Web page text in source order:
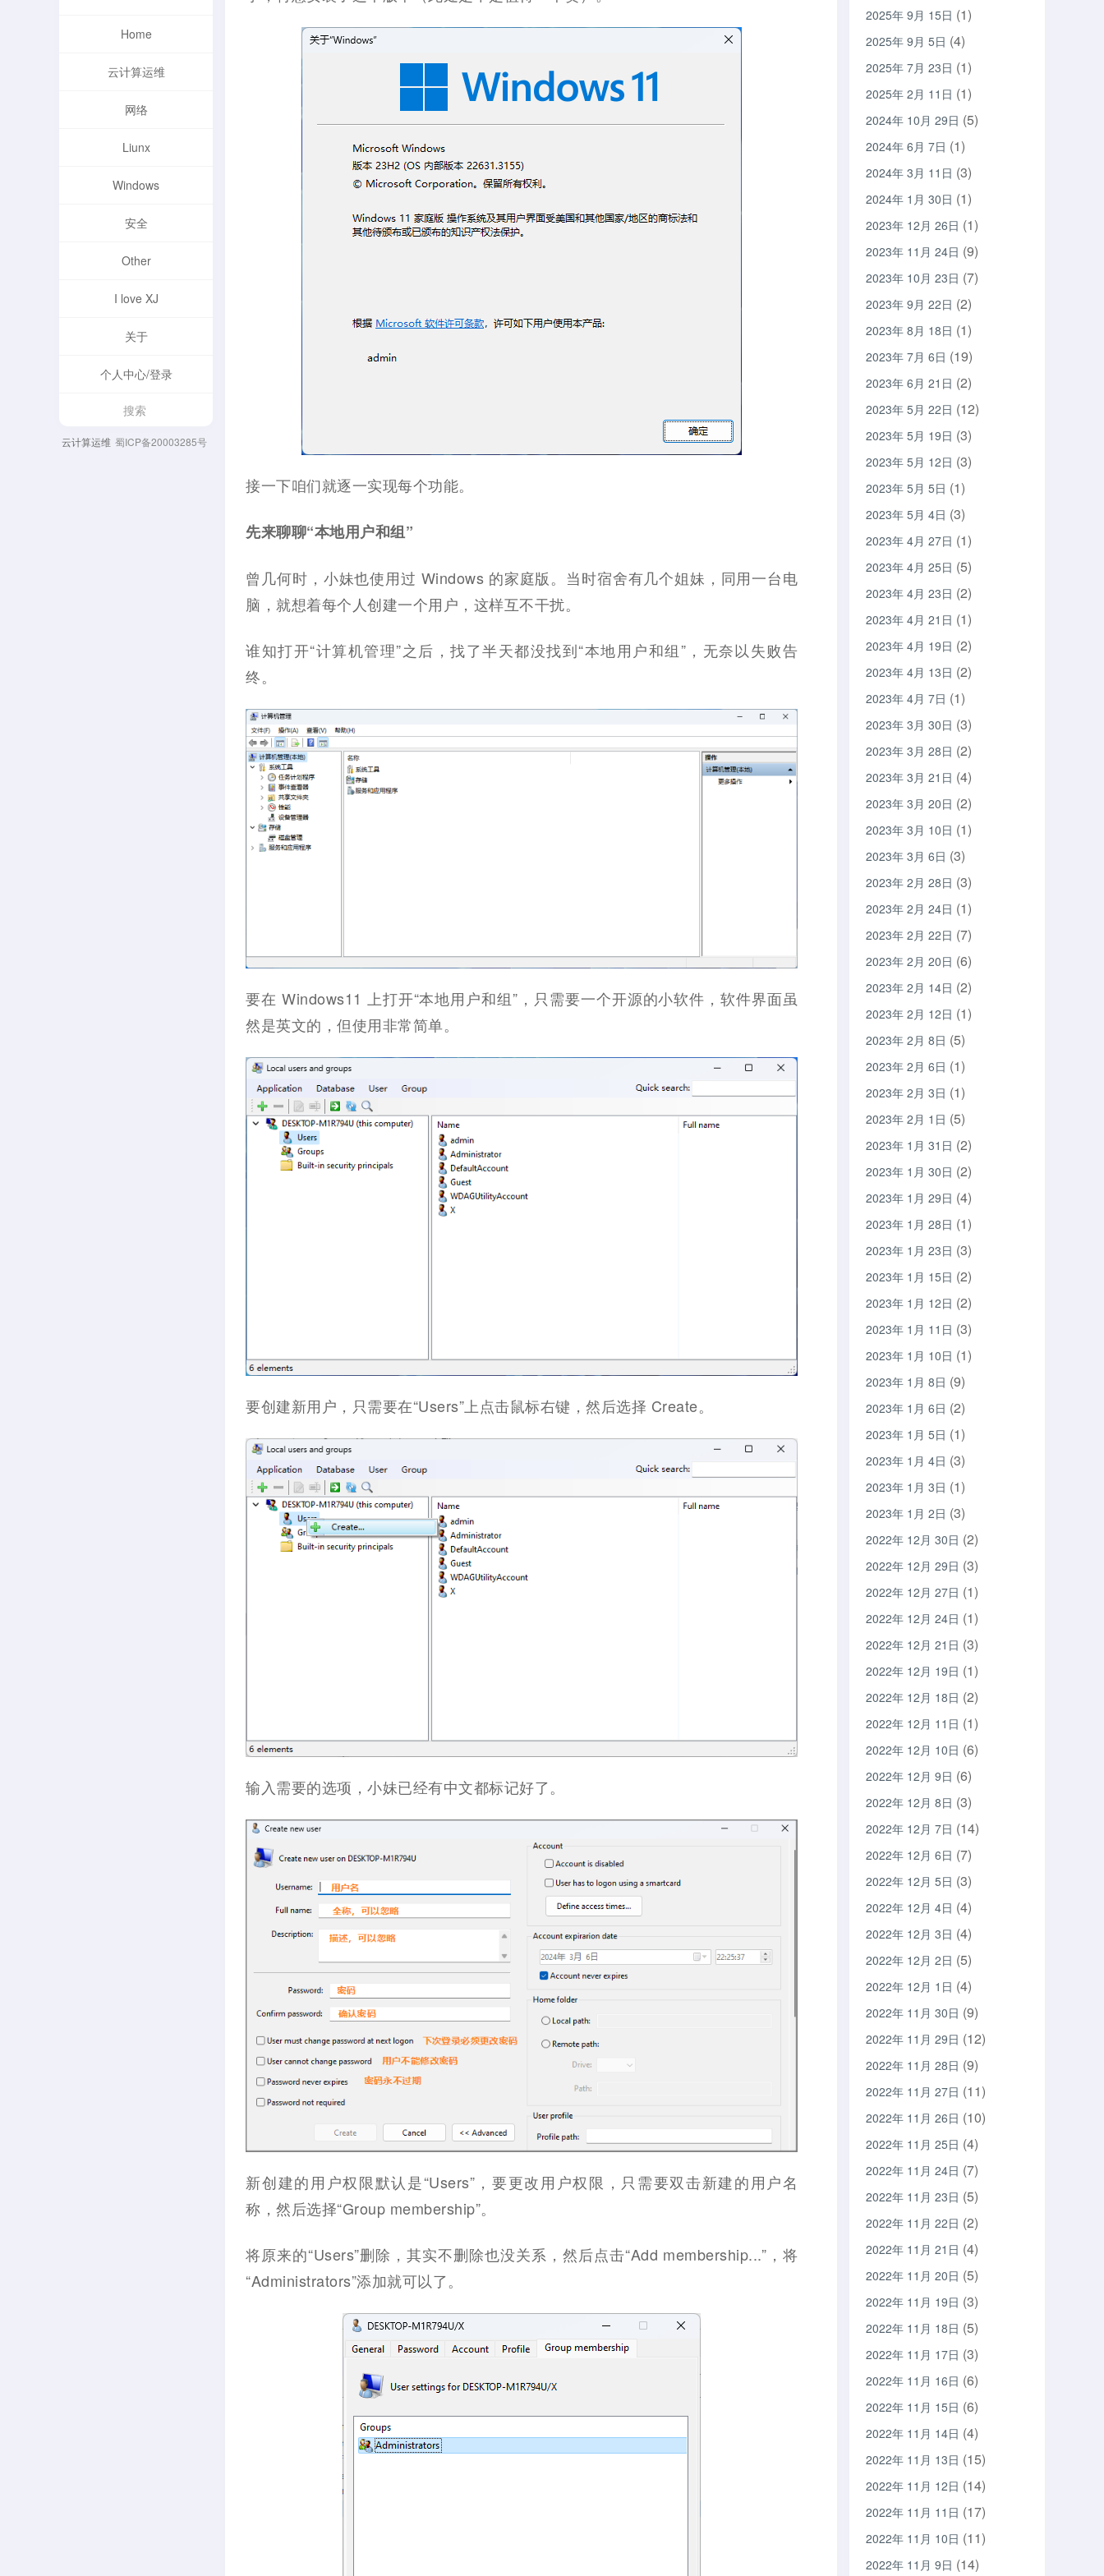
Home
云计算运维
网络
Liunx
Windows
安全
Other
I love XJ
关于
个人中心/登录
云计算运维 蜀ICP备20003285号
接一下咱们就逐一实现每个功能。
先来聊聊“本地用户和组”
曾几何时，小妹也使用过 Windows 的家庭版。当时宿舍有几个姐妹，同用一台电
脑，就想着每个人创建一个用户，这样互不干扰。
谁知打开“计算机管理”之后，找了半天都没找到“本地用户和组”，无奈以失败告
终。
要在 Windows11 上打开“本地用户和组”，只需要一个开源的小软件，软件界面虽
然是英文的，但使用非常简单。
要创建新用户，只需要在“Users”上点击鼠标右键，然后选择 Create。
输入需要的选项，小妹已经有中文都标记好了。
新创建的用户权限默认是“Users”，要更改用户权限，只需要双击新建的用户名
称，然后选择“Group membership”。
将原来的“Users”删除，其实不删除也没关系，然后点击“Add membership...”，将
“Administrators”添加就可以了。
2025年 9月 15日 (1)
2025年 9月 5日 (4)
2025年 7月 23日 (1)
2025年 2月 11日 (1)
2024年 10月 29日 (5)
2024年 6月 7日 (1)
2024年 3月 11日 (3)
2024年 1月 30日 (1)
2023年 12月 26日 (1)
2023年 11月 24日 (9)
2023年 10月 23日 (7)
2023年 9月 22日 (2)
2023年 8月 18日 (1)
2023年 7月 6日 (19)
2023年 6月 21日 (2)
2023年 5月 22日 (12)
2023年 5月 19日 (3)
2023年 5月 12日 (3)
2023年 5月 5日 (1)
2023年 5月 4日 (3)
2023年 4月 27日 (1)
2023年 4月 25日 (5)
2023年 4月 23日 (2)
2023年 4月 21日 (1)
2023年 4月 19日 (2)
2023年 4月 13日 (2)
2023年 4月 7日 (1)
2023年 3月 30日 (3)
2023年 3月 28日 (2)
2023年 3月 21日 (4)
2023年 3月 20日 (2)
2023年 3月 10日 (1)
2023年 3月 6日 (3)
2023年 2月 28日 (3)
2023年 2月 24日 (1)
2023年 2月 22日 (7)
2023年 2月 20日 (6)
2023年 2月 14日 (2)
2023年 2月 12日 (1)
2023年 2月 8日 (5)
2023年 2月 6日 (1)
2023年 2月 3日 (1)
2023年 2月 1日 (5)
2023年 1月 31日 (2)
2023年 1月 30日 (2)
2023年 1月 29日 (4)
2023年 1月 28日 (1)
2023年 1月 23日 (3)
2023年 1月 15日 (2)
2023年 1月 12日 (2)
2023年 1月 11日 (3)
2023年 1月 10日 (1)
2023年 1月 8日 (9)
2023年 1月 6日 (2)
2023年 1月 5日 (1)
2023年 1月 4日 (3)
2023年 1月 3日 (1)
2023年 1月 2日 (3)
2022年 12月 30日 (2)
2022年 12月 29日 (3)
2022年 12月 27日 (1)
2022年 12月 24日 (1)
2022年 12月 21日 (3)
2022年 12月 19日 (1)
2022年 12月 18日 (2)
2022年 12月 11日 (1)
2022年 12月 10日 (6)
2022年 12月 9日 (6)
2022年 12月 8日 (3)
2022年 12月 7日 (14)
2022年 12月 6日 (7)
2022年 12月 5日 (3)
2022年 12月 4日 (4)
2022年 12月 3日 (4)
2022年 12月 2日 (5)
2022年 12月 1日 (4)
2022年 11月 30日 (9)
2022年 11月 29日 (12)
2022年 11月 28日 (9)
2022年 11月 27日 (11)
2022年 11月 26日 (10)
2022年 11月 25日 (4)
2022年 11月 24日 (7)
2022年 11月 23日 (5)
2022年 11月 22日 (2)
2022年 11月 21日 (4)
2022年 11月 20日 (5)
2022年 11月 19日 (3)
2022年 11月 18日 (5)
2022年 11月 17日 (3)
2022年 11月 16日 (6)
2022年 11月 15日 (6)
2022年 11月 14日 (4)
2022年 11月 13日 (15)
2022年 11月 12日 (14)
2022年 11月 11日 (17)
2022年 11月 10日 (11)
2022年 11月 9日 (14)